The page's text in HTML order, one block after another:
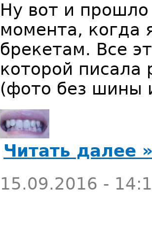
Ну вот и
момента, когда
брекетам. Все
которой писала
(фото без шины
Читать далее
15.09.2016 -